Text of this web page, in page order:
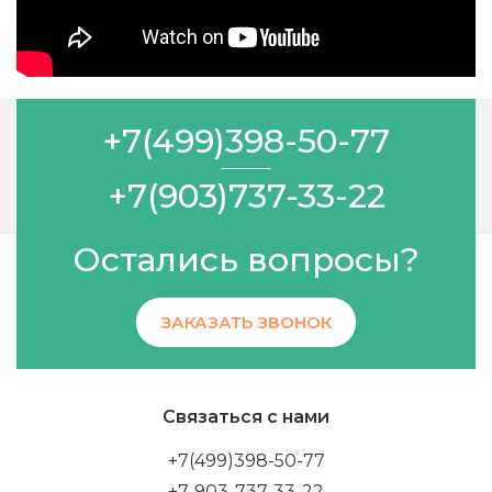
+7(499)398-50-77
+7(903)737-33-22
Остались вопросы?
ЗАКАЗАТЬ ЗВОНОК
Связаться с нами
+7(499)398-50-77